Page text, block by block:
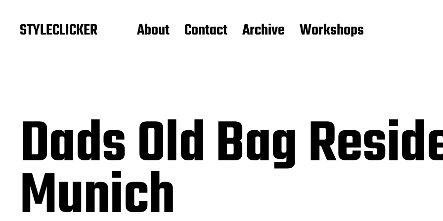
STYLECLICKER About Contact Archive Workshops
Dads Old Bag
Munich